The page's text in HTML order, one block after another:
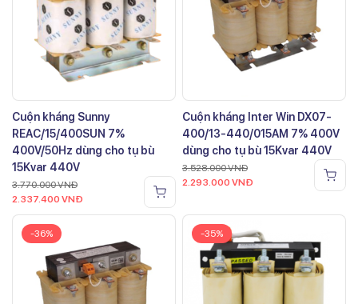
Cuộn kháng Sunny
REAC/15/400SUN 7%
400V/50Hz dùng cho tụ bù
15Kvar 440V
3.770.000VNĐ
2.337.400 VNĐ
Cuộn kháng Inter Win DX07-
400/13-440/015AM 7% 400V
dùng cho tụ bù 15Kvar 440V
3.528.000VNĐ
2.293.000 VNĐ
-36% -35%